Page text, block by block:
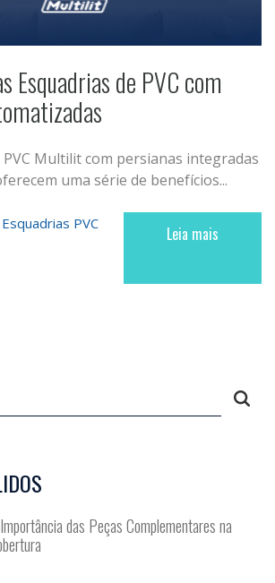
Esquadrias de PVC com
PVC Multilit com persianas integradas
uma série de benefícios...
Esquadrias PVC Leia mais
das Peças Complementares na